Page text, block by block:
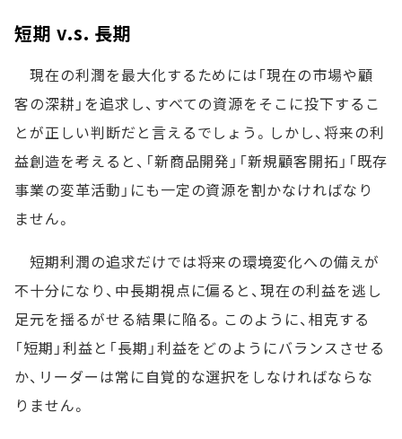
短期 v.s. 長期
現在の利潤を最大化するためには「現在の市場や顧
客の深耕」を追求し、すべての資源をそこに投下するこ
とが正しい判断だと言えるでしょう。しかし、将来の利
益創造を考えると、「新商品開発」「新規顧客開拓」「既存
事業の変革活動」にも一定の資源を割かなければなり
ません。
短期利潤の追求だけでは将来の環境変化への備えが
不十分になり、中長期視点に偏ると、現在の利益を逃し
足元を揺るがせる結果に陥る。このように、相克する
「短期」利益と「長期」利益をどのようにバランスさせる
か、リーダーは常に自覚的な選択をしなければならな
りません。